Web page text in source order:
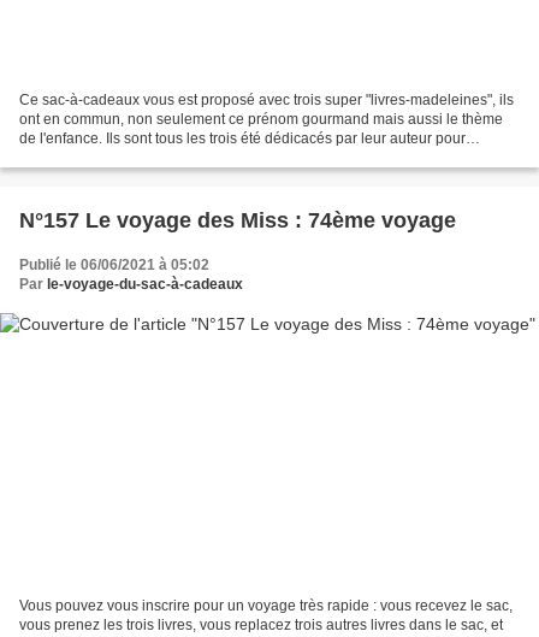
Ce sac-à-cadeaux vous est proposé avec trois super "livres-madeleines", ils
ont en commun, non seulement ce prénom gourmand mais aussi le thème
de l'enfance. Ils sont tous les trois été dédicacés par leur auteur pour
N°157 Le voyage des Miss : 74ème voyage
Publié le 06/06/2021 à 05:02
Par le-voyage-du-sac-à-cadeaux
Vous pouvez vous inscrire pour un voyage très rapide : vous recevez le sac,
vous prenez les trois livres, vous replacez trois autres livres dans le sac, et